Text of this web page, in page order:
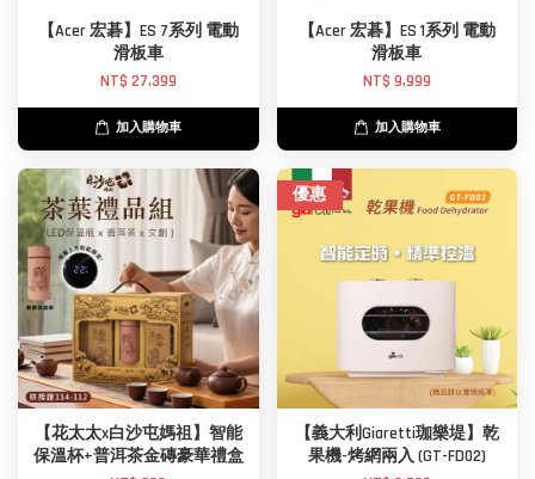
【Acer 宏碁】ES 7系列 電動
滑板車
NT$ 27,399
加入購物車
【Acer 宏碁】ES 1系列 電動
滑板車
NT$ 9,999
加入購物車
【花太太x白沙屯媽祖】智能
保溫杯+普洱茶金磚豪華禮盒
優惠
【義大利Giaretti珈樂堤】乾
果機-烤網兩入 (GT-FD02)